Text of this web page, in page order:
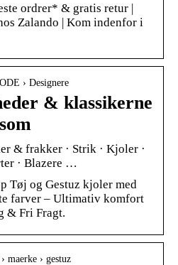
ordrer* & gratis retur |
Zalando | Kom indenfor i
› Designere
& klassikerne
& frakker · Strik · Kjoler ·
· Blazere …
Tøj og Gestuz kjoler med
farver – Ultimativ komfort
& Fri Fragt.
maerke › gestuz